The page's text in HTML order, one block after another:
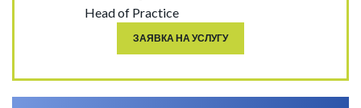
Head of Practice
ЗАЯВКА НА УСЛУГУ